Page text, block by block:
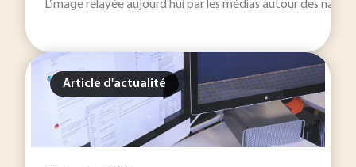
L’image relayée aujourd’hui par les médias autour des
Article d'actualité